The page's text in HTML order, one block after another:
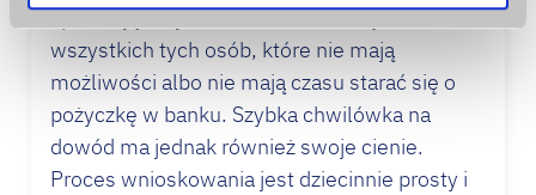
sprawiają, że jest to dobra alternatywa dla
wszystkich tych osób, które nie mają
możliwości albo nie mają czasu starać się o
pożyczkę w banku. Szybka chwilówka na
dowód ma jednak również swoje cienie.
Proces wnioskowania jest dziecinnie prosty i